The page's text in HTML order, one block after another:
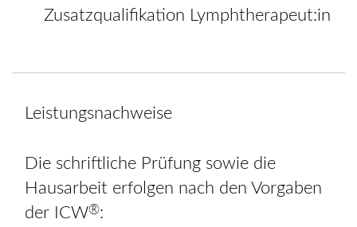
Zusatzqualifikation Lymphtherapeut:in
Leistungsnachweise
Die schriftliche Prüfung sowie die
Hausarbeit erfolgen nach den Vorgaben
der ICW®: